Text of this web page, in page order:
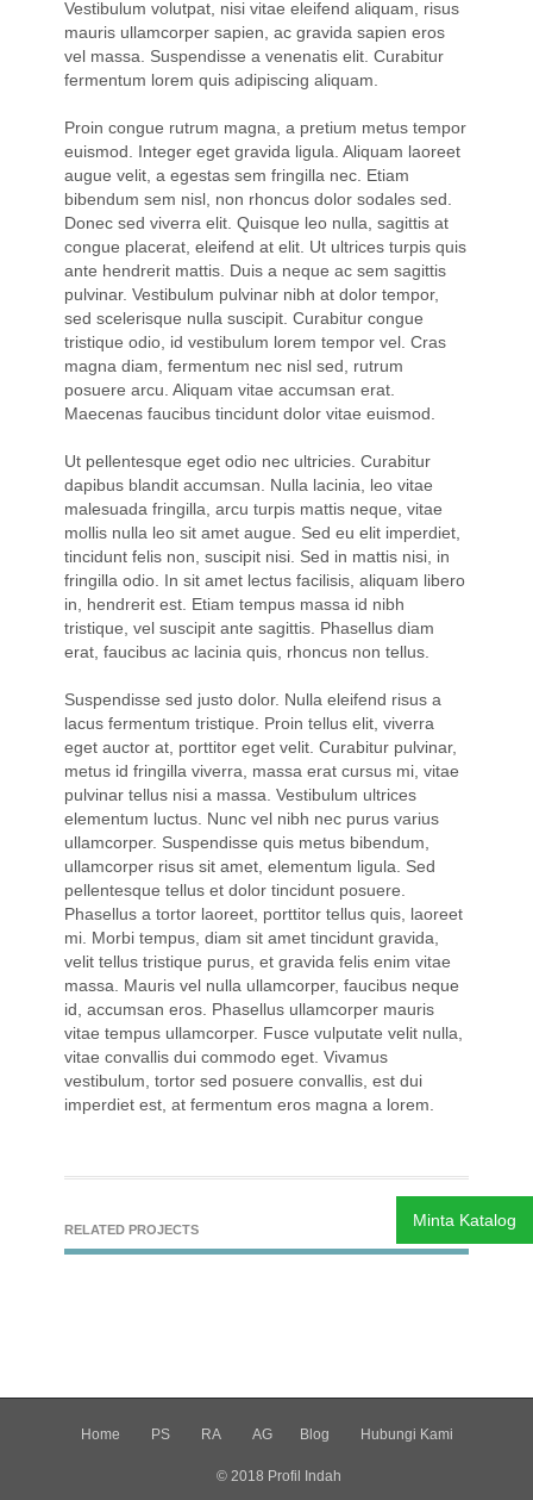
Vestibulum volutpat, nisi vitae eleifend aliquam, risus
mauris ullamcorper sapien, ac gravida sapien eros
vel massa. Suspendisse a venenatis elit. Curabitur
fermentum lorem quis adipiscing aliquam.
Proin congue rutrum magna, a pretium metus tempor
euismod. Integer eget gravida ligula. Aliquam laoreet
augue velit, a egestas sem fringilla nec. Etiam
bibendum sem nisl, non rhoncus dolor sodales sed.
Donec sed viverra elit. Quisque leo nulla, sagittis at
congue placerat, eleifend at elit. Ut ultrices turpis quis
ante hendrerit mattis. Duis a neque ac sem sagittis
pulvinar. Vestibulum pulvinar nibh at dolor tempor,
sed scelerisque nulla suscipit. Curabitur congue
tristique odio, id vestibulum lorem tempor vel. Cras
magna diam, fermentum nec nisl sed, rutrum
posuere arcu. Aliquam vitae accumsan erat.
Maecenas faucibus tincidunt dolor vitae euismod.
Ut pellentesque eget odio nec ultricies. Curabitur
dapibus blandit accumsan. Nulla lacinia, leo vitae
malesuada fringilla, arcu turpis mattis neque, vitae
mollis nulla leo sit amet augue. Sed eu elit imperdiet,
tincidunt felis non, suscipit nisi. Sed in mattis nisi, in
fringilla odio. In sit amet lectus facilisis, aliquam libero
in, hendrerit est. Etiam tempus massa id nibh
tristique, vel suscipit ante sagittis. Phasellus diam
erat, faucibus ac lacinia quis, rhoncus non tellus.
Suspendisse sed justo dolor. Nulla eleifend risus a
lacus fermentum tristique. Proin tellus elit, viverra
eget auctor at, porttitor eget velit. Curabitur pulvinar,
metus id fringilla viverra, massa erat cursus mi, vitae
pulvinar tellus nisi a massa. Vestibulum ultrices
elementum luctus. Nunc vel nibh nec purus varius
ullamcorper. Suspendisse quis metus bibendum,
ullamcorper risus sit amet, elementum ligula. Sed
pellentesque tellus et dolor tincidunt posuere.
Phasellus a tortor laoreet, porttitor tellus quis, laoreet
mi. Morbi tempus, diam sit amet tincidunt gravida,
velit tellus tristique purus, et gravida felis enim vitae
massa. Mauris vel nulla ullamcorper, faucibus neque
id, accumsan eros. Phasellus ullamcorper mauris
vitae tempus ullamcorper. Fusce vulputate velit nulla,
vitae convallis dui commodo eget. Vivamus
vestibulum, tortor sed posuere convallis, est dui
imperdiet est, at fermentum eros magna a lorem.
RELATED PROJECTS
Home PS RA AG Blog Hubungi Kami
© 2018 Profil Indah
Minta Katalog